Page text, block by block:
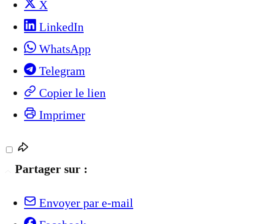
X
LinkedIn
WhatsApp
Telegram
Copier le lien
Imprimer
Partager sur :
Envoyer par e-mail